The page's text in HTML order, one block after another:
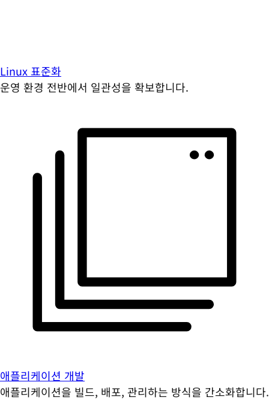
Linux 표준화
운영 환경 전반에서 일관성을 확보합니다.
애플리케이션 개발
애플리케이션을 빌드, 배포, 관리하는 방식을 간소화합니다.